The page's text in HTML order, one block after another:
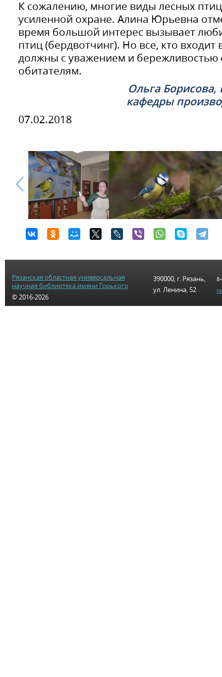
К сожалению, многие виды лесных
усиленной охране. Алина Юрьевна
время большой интерес вызывает
птиц (бердвотчинг). Но все, кто входит
должны с уважением и бережливостью
обитателям.
Ольга
кафедры
07.02.2018
Рязанская областная универсальная
научная библиотека имени Горького
© 2016-2026
390000, г. Рязань,
ул. Ленина, 52